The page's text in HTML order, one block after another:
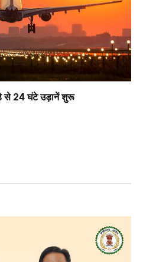
से 24 घंटे उड़ानें शुरू